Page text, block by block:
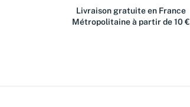
Livraison gratuite en France
Métropolitaine à partir de 10 €